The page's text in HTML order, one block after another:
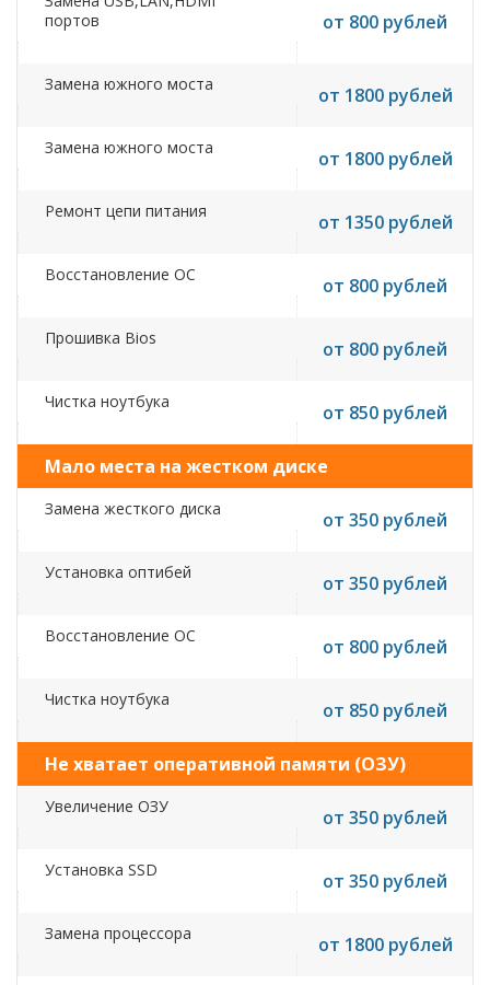
портов
от 800 рублей
Замена южного моста от 1800 рублей
Замена южного моста от 1800 рублей
Ремонт цепи питания от 1350 рублей
Восстановление ОС от 800 рублей
Прошивка Bios от 800 рублей
Чистка ноутбука от 850 рублей
Мало места на жестком диске
Замена жесткого диска от 350 рублей
Установка оптибей от 350 рублей
Восстановление ОС от 800 рублей
Чистка ноутбука от 850 рублей
Не хватает оперативной памяти (ОЗУ)
Увеличение ОЗУ от 350 рублей
Установка SSD от 350 рублей
Замена процессора от 1800 рублей